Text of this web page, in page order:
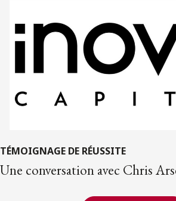
TÉMOIGNAGE DE RÉUSSITE
Une conversation avec Chris